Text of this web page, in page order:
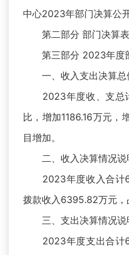
中心2023年部门决算公
第二部分 部门决算表
第三部分 2023年度
一、收入支出决算总
2023年度收、支总
比，增加1186.16万元，
目增加。
二、收入决算情况说
2023年度收入合计
拨款收入6395.82万元，
三、支出决算情况说
2023年度支出合计